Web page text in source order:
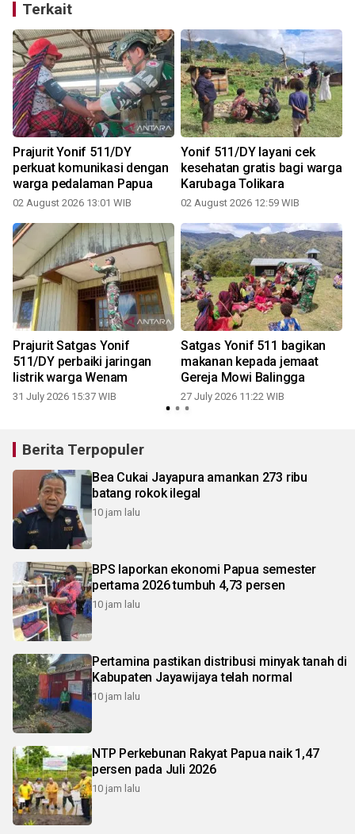
Terkait
Prajurit Yonif 511/DY
perkuat komunikasi dengan
warga pedalaman Papua
02 August 2026 13:01 WIB
Yonif 511/DY layani cek
kesehatan gratis bagi warga
Karubaga Tolikara
02 August 2026 12:59 WIB
Prajurit Satgas Yonif
511/DY perbaiki jaringan
listrik warga Wenam
31 July 2026 15:37 WIB
Satgas Yonif 511 bagikan
makanan kepada jemaat
Gereja Mowi Balingga
27 July 2026 11:22 WIB
Berita Terpopuler
Bea Cukai Jayapura amankan 273 ribu
batang rokok ilegal
10 jam lalu
BPS laporkan ekonomi Papua semester
pertama 2026 tumbuh 4,73 persen
10 jam lalu
Pertamina pastikan distribusi minyak tanah di
Kabupaten Jayawijaya telah normal
10 jam lalu
NTP Perkebunan Rakyat Papua naik 1,47
persen pada Juli 2026
10 jam lalu